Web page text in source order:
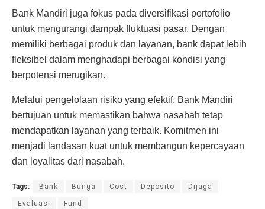
Bank Mandiri juga fokus pada diversifikasi portofolio
untuk mengurangi dampak fluktuasi pasar. Dengan
memiliki berbagai produk dan layanan, bank dapat lebih
fleksibel dalam menghadapi berbagai kondisi yang
berpotensi merugikan.
Melalui pengelolaan risiko yang efektif, Bank Mandiri
bertujuan untuk memastikan bahwa nasabah tetap
mendapatkan layanan yang terbaik. Komitmen ini
menjadi landasan kuat untuk membangun kepercayaan
dan loyalitas dari nasabah.
Tags: Bank Bunga Cost Deposito Dijaga
Evaluasi Fund